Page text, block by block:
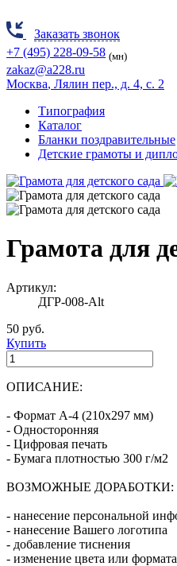
Заказать звонок
+7 (495) 228-09-58 (мн)
zakaz@a228.ru
Москва, Лялин пер., д. 4, с. 2
Типография
Каталог
Бланки поздравительные
Детские грамоты и
Грамота для
Артикул:
ДГР-008-Alt
50 руб.
Купить
ОПИСАНИЕ:
- Формат А-4 (210х297 мм)
- Односторонняя
- Цифровая печать
- Бумага плотностью 300 г/м2
ВОЗМОЖНЫЕ ДОРАБОТКИ:
- нанесение персональной
- нанесение Вашего логотипа
- добавление тиснения
- изменение цвета или